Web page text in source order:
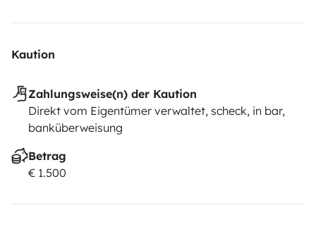
Kaution
Zahlungsweise(n) der Kaution
Direkt vom Eigentümer verwaltet, scheck, in bar,
banküberweisung
Betrag
€ 1.500